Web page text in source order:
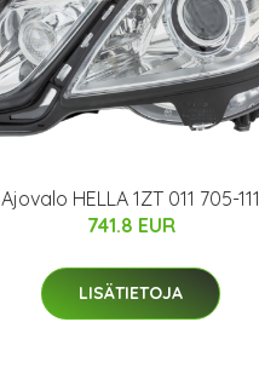
Ajovalo HELLA 1ZT 011 705-111
741.8 EUR
LISÄTIETOJA